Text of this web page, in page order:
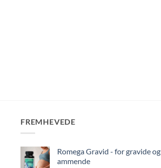
FREMHEVEDE
Romega Gravid - for gravide og
ammende